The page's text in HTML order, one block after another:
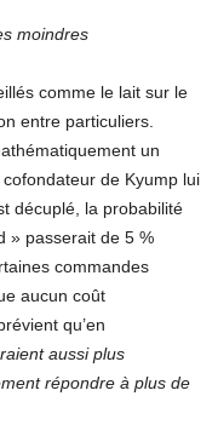
moindres
comme le lait sur le
entre particuliers.
un
de Kyump lui
décuplé, la probabilité
» passerait de 5 %
commandes
aucun coût
qu’en
aussi plus
répondre à plus de